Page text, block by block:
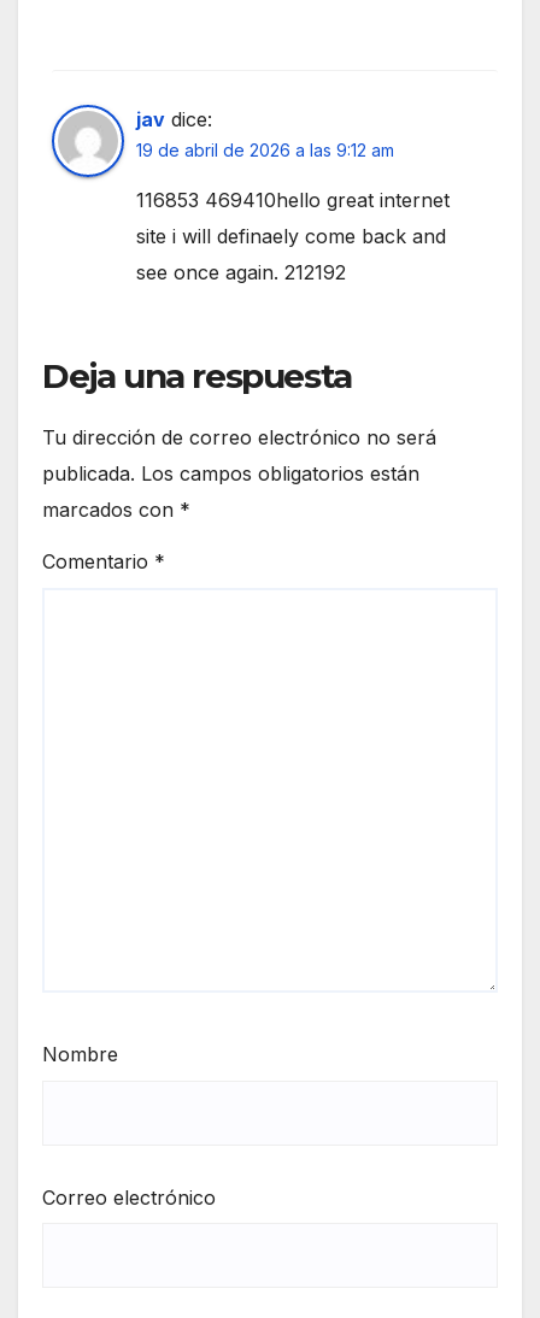
jav dice:
19 de abril de 2026 a las 9:12 am
116853 469410hello great internet
site i will definaely come back and
see once again. 212192
Deja una respuesta
Tu dirección de correo electrónico no será
publicada. Los campos obligatorios están
marcados con *
Comentario *
Nombre
Correo electrónico